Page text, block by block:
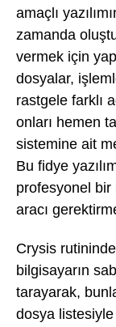
amaçlı
zamanda
vermek için
dosyalar,
rastgele farklı
onları hemen
sistemine ait
Bu fidye
profesyonel bir
aracı
Crysis
bilgisayarın
tarayarak,
dosya listesiyle